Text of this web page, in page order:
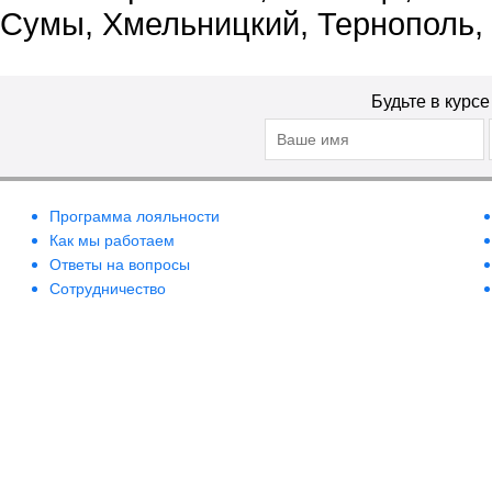
Сумы, Хмельницкий, Тернополь,
Будьте в
Программа лояльности
Как мы работаем
Ответы на вопросы
Сотрудничество